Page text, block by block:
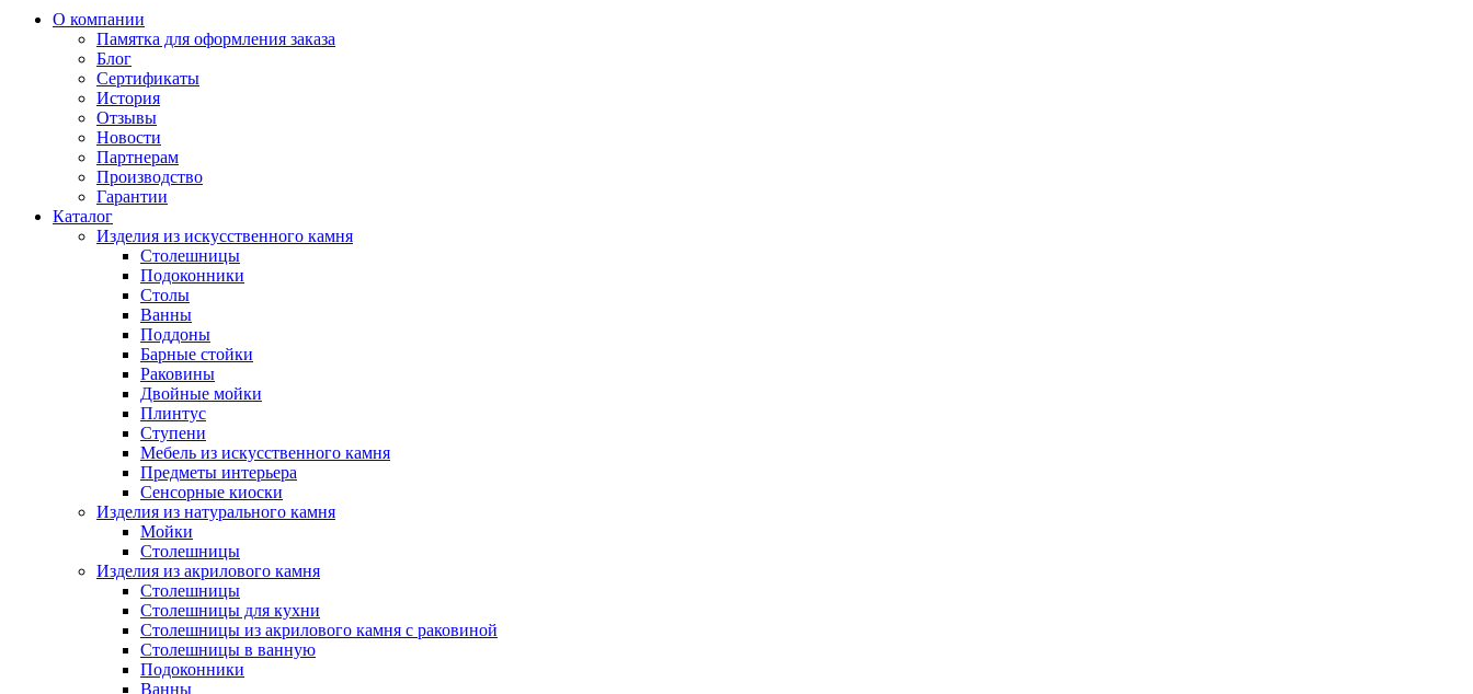
О компании
Памятка для оформления заказа
Блог
Сертификаты
История
Отзывы
Новости
Партнерам
Производство
Гарантии
Каталог
Изделия из искусственного камня
Столешницы
Подоконники
Столы
Ванны
Поддоны
Барные стойки
Раковины
Двойные мойки
Плинтус
Ступени
Мебель из искусственного камня
Предметы интерьера
Сенсорные киоски
Изделия из натурального камня
Мойки
Столешницы
Изделия из акрилового камня
Столешницы
Столешницы для кухни
Столешницы из акрилового камня с раковиной
Столешницы в ванную
Подоконники
Ванны